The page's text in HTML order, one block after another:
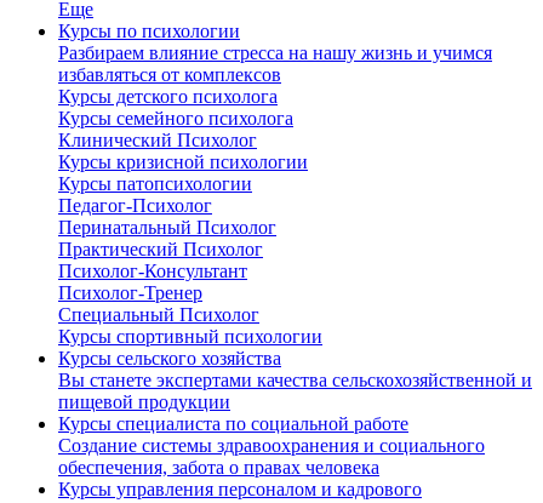
Еще
Курсы по психологии
Разбираем влияние стресса на нашу жизнь и учимся
избавляться от комплексов
Курсы детского психолога
Курсы семейного психолога
Клинический Психолог
Курсы кризисной психологии
Курсы патопсихологии
Педагог-Психолог
Перинатальный Психолог
Практический Психолог
Психолог-Консультант
Психолог-Тренер
Специальный Психолог
Курсы спортивный психологии
Курсы сельского хозяйства
Вы станете экспертами качества сельскохозяйственной и
пищевой продукции
Курсы специалиста по социальной работе
Создание системы здравоохранения и социального
обеспечения, забота о правах человека
Курсы управления персоналом и кадрового